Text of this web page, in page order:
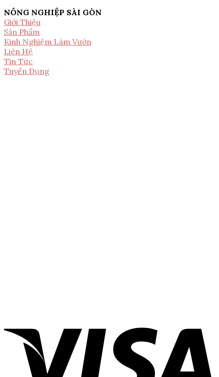
NÔNG NGHIỆP SÀI GÒN
Giới Thiệu
Sản Phẩm
Kinh Nghiệm Làm Vườn
Liên Hệ
Tin Tức
Tuyển Dụng